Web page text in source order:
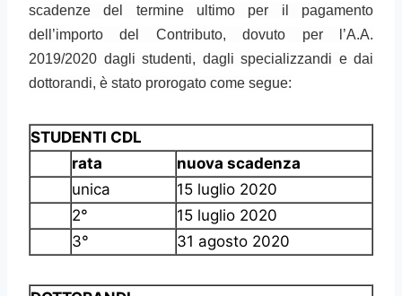
scadenze del termine ultimo per il pagamento
dell’importo del Contributo, dovuto per l’A.A.
2019/2020 dagli studenti, dagli specializzandi e dai
dottorandi, è stato prorogato come segue:
STUDENTI CDL
rata
nuova scadenza
unica
15 luglio 2020
2°
15 luglio 2020
3°
31 agosto 2020